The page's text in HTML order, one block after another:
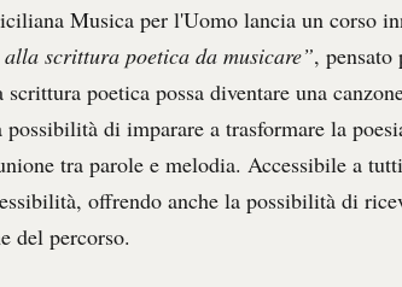
Musica per l'Uomo lancia un corso
scrittura poetica da musicare”, pensato
poetica possa diventare una
di imparare a trasformare la
tra parole e melodia. Accessibile a
offrendo anche la possibilità di
del percorso.